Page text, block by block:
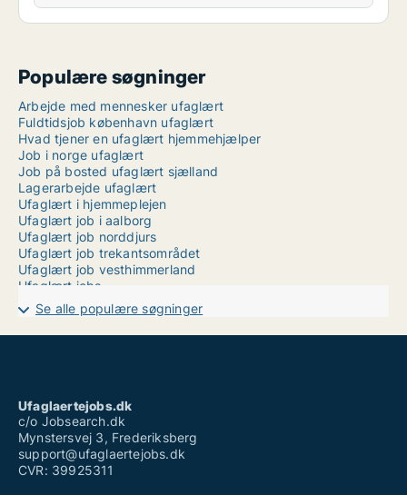
Populære søgninger
Arbejde med mennesker ufaglært
Fuldtidsjob københavn ufaglært
Hvad tjener en ufaglært hjemmehjælper
Job i norge ufaglært
Job på bosted ufaglært sjælland
Lagerarbejde ufaglært
Ufaglært i hjemmeplejen
Ufaglært job i aalborg
Ufaglært job norddjurs
Ufaglært job trekantsområdet
Ufaglært job vesthimmerland
Ufaglært jobs
Ufaglært lagerarbejde aarhus
Ufaglært maskinfører
Ufaglært produktionsmedarbejder løn
Vikar sosu ufaglært
Weekend job ufaglært
Se alle populære søgninger
Ufaglaertejobs.dk
c/o Jobsearch.dk
Mynstersvej 3, Frederiksberg
support@ufaglaertejobs.dk
CVR: 39925311